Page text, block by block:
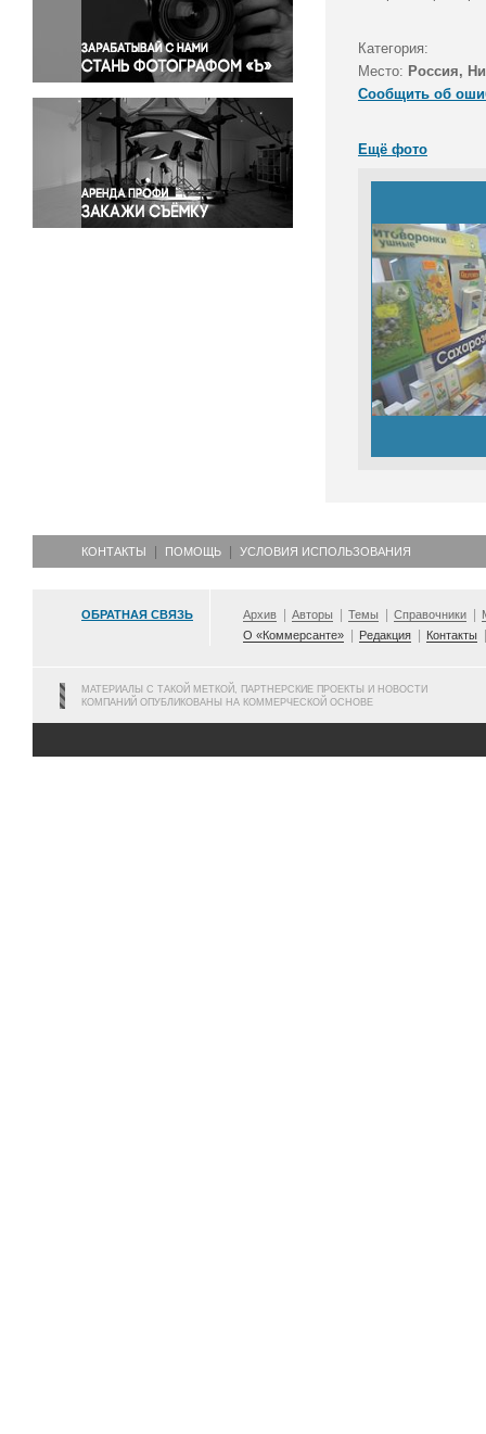
Правосудие
Происшествия и конфликты
Религия
Светская жизнь
Спорт
Экология
Экономика и бизнес
Категория:
Место: Россия,
Сообщить об
Ещё фото
КОНТАКТЫ ПОМОЩЬ УСЛОВИЯ ИСПОЛЬЗОВАНИЯ
ОБРАТНАЯ СВЯЗЬ Архив Авторы Темы Справочники
О «Коммерсанте»
Редакция Контакты
МАТЕРИАЛЫ С ТАКОЙ МЕТКОЙ, ПАРТНЕРСКИЕ ПРОЕКТЫ И НОВОСТИ
КОМПАНИЙ ОПУБЛИКОВАНЫ НА КОММЕРЧЕСКОЙ ОСНОВЕ